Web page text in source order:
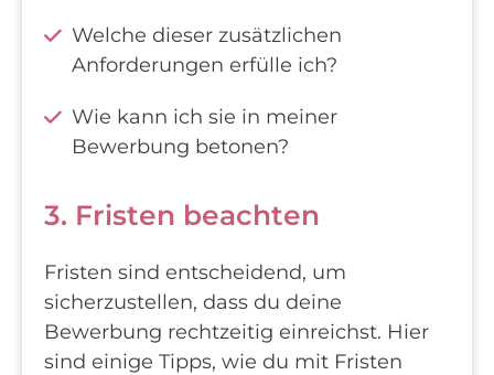
Welche dieser zusätzlichen
Anforderungen erfülle ich?
Wie kann ich sie in meiner
Bewerbung betonen?
3. Fristen beachten
Fristen sind entscheidend, um
sicherzustellen, dass du deine
Bewerbung rechtzeitig einreichst. Hier
sind einige Tipps, wie du mit Fristen